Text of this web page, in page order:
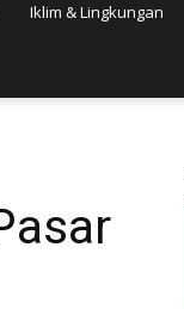
Iklim & Lingkungan